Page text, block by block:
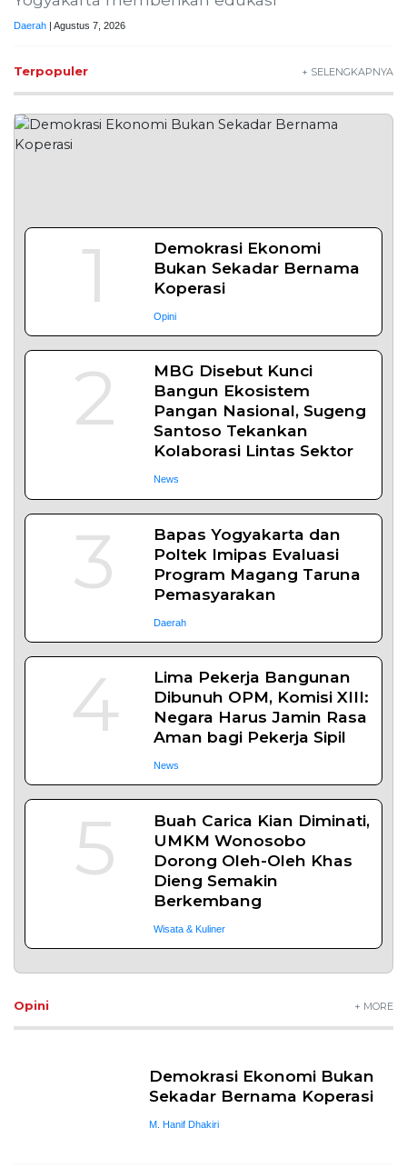
Daerah | Agustus 7, 2026
Terpopuler + SELENGKAPNYA
1
Demokrasi Ekonomi
Bukan Sekadar Bernama
Koperasi
Opini
2
MBG Disebut Kunci
Bangun Ekosistem
Pangan Nasional, Sugeng
Santoso Tekankan
Kolaborasi Lintas Sektor
News
3
Bapas Yogyakarta dan
Poltek Imipas Evaluasi
Program Magang Taruna
Pemasyarakan
Daerah
4
Lima Pekerja Bangunan
Dibunuh OPM, Komisi XIII:
Negara Harus Jamin Rasa
Aman bagi Pekerja Sipil
News
5
Buah Carica Kian Diminati,
UMKM Wonosobo
Dorong Oleh-Oleh Khas
Dieng Semakin
Berkembang
Wisata & Kuliner
Opini + MORE
Demokrasi Ekonomi Bukan
Sekadar Bernama Koperasi
M. Hanif Dhakiri